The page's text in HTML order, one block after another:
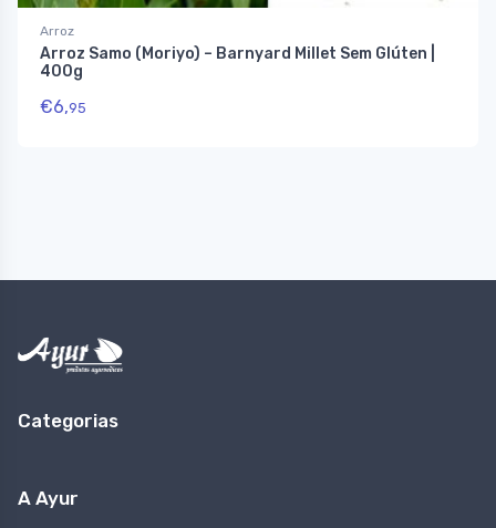
Arroz
Arroz Samo (Moriyo) – Barnyard Millet Sem Glúten |
400g
€6,95
Categorias
A Ayur